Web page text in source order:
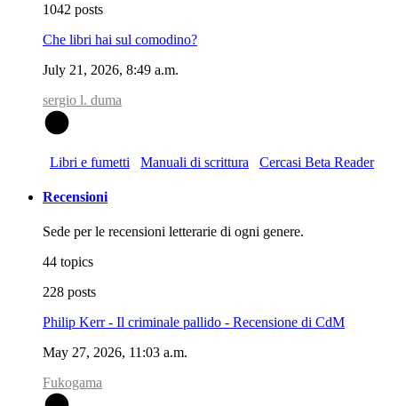
1042 posts
Che libri hai sul comodino?
July 21, 2026, 8:49 a.m.
sergio l. duma
Libri e fumetti Manuali di scrittura Cercasi Beta Reader
Recensioni
Sede per le recensioni letterarie di ogni genere.
44 topics
228 posts
Philip Kerr - Il criminale pallido - Recensione di CdM
May 27, 2026, 11:03 a.m.
Fukogama